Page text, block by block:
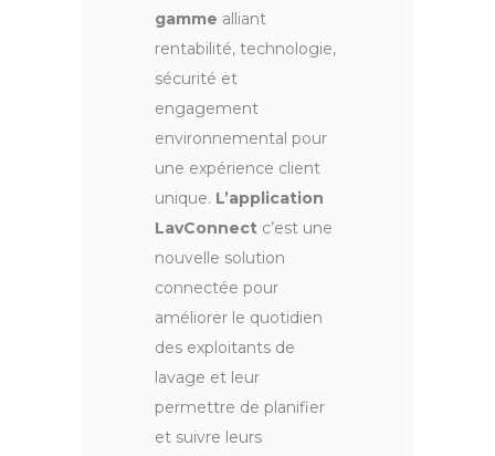
gamme alliant
rentabilité, technologie,
sécurité et
engagement
environnemental pour
une expérience client
unique. L’application
LavConnect c’est une
nouvelle solution
connectée pour
améliorer le quotidien
des exploitants de
lavage et leur
permettre de planifier
et suivre leurs